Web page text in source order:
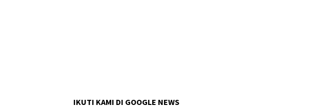
IKUTI KAMI DI GOOGLE NEWS